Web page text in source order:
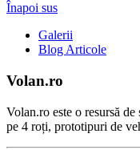
Înapoi sus
Galerii
Blog Articole
Volan.ro
Volan.ro este o resursă
pe 4 roți, prototipuri de